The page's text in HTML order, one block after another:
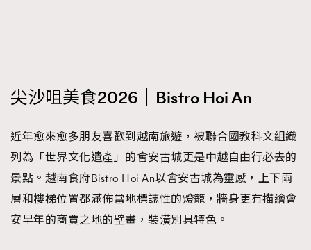
尖沙咀美食2026｜Bistro Hoi An
近年愈來愈多朋友喜歡到越南旅遊，被聯合國教科文組織
列為「世界文化遺產」的會安古城更是中越自由行必去的
景點。越南食府Bistro Hoi An以會安古城為靈感，上下兩
層和樓梯位置都滿佈當地標誌性的燈籠，牆身更有描繪會
安早年的商賈之地的壁畫，裝潢別具特色。